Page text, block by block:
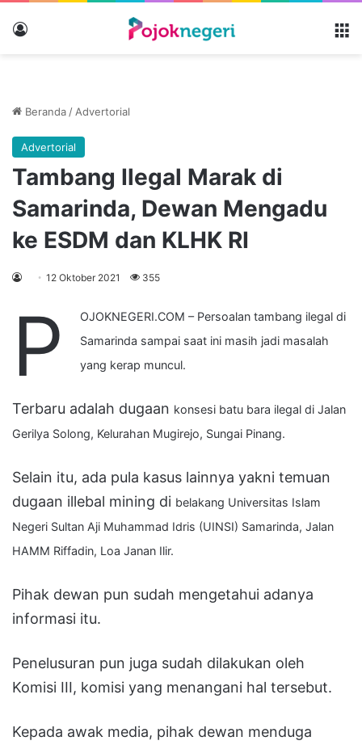
Beranda / Advertorial
Advertorial
Tambang Ilegal Marak di
Samarinda, Dewan Mengadu
ke ESDM dan KLHK RI
12 Oktober 2021 355
P
OJOKNEGERI.COM – Persoalan tambang ilegal di
Samarinda sampai saat ini masih jadi masalah
yang kerap muncul.
Terbaru adalah dugaan konsesi batu bara ilegal di Jalan
Gerilya Solong, Kelurahan Mugirejo, Sungai Pinang.
Selain itu, ada pula kasus lainnya yakni temuan
dugaan illebal mining di belakang Universitas Islam
Negeri Sultan Aji Muhammad Idris (UINSI) Samarinda, Jalan
HAMM Riffadin, Loa Janan Ilir.
Pihak dewan pun sudah mengetahui adanya
informasi itu.
Penelusuran pun juga sudah dilakukan oleh
Komisi III, komisi yang menangani hal tersebut.
Kepada awak media, pihak dewan menduga